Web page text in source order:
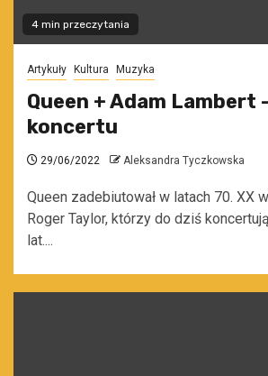
4 min przeczytania
Artykuły Kultura Muzyka
Queen + Adam Lambert
koncertu
29/06/2022 Aleksandra Tyczkowska
Queen zadebiutował w latach 70. XX
Roger Taylor, którzy do dziś
lat....